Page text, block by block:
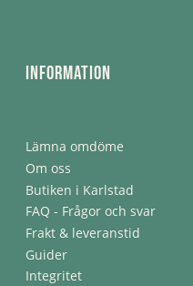
Information
Lämna omdöme
Om oss
Butiken i Karlstad
FAQ - Frågor och svar
Frakt & leveranstid
Guider
Integritet